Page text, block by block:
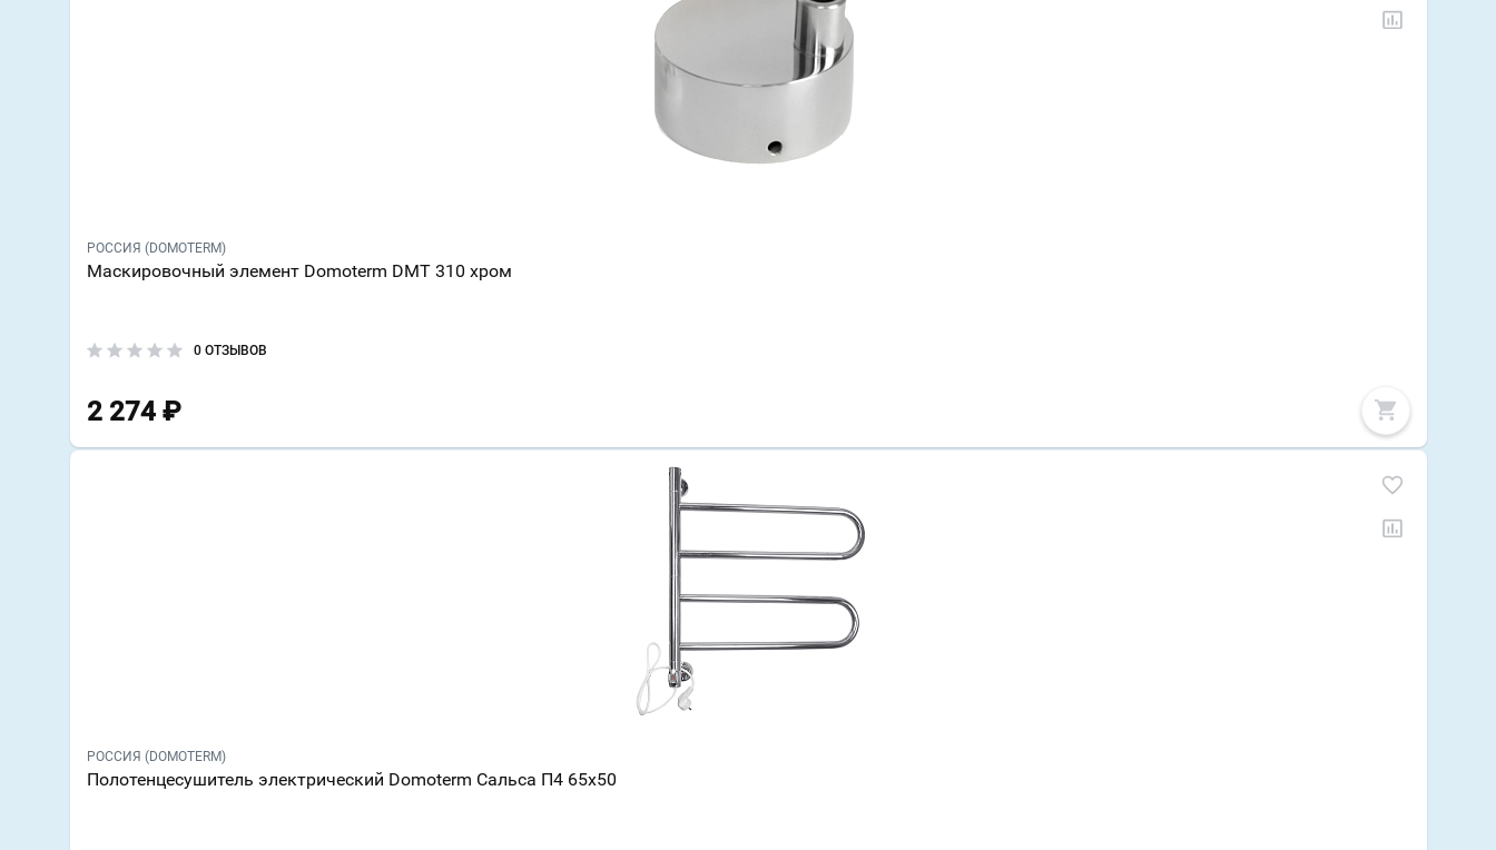
РОССИЯ (DOMOTERM)
Маскировочный элемент Domoterm DMT 310 хром
0 ОТЗЫВОВ
2 274 ₽
РОССИЯ (DOMOTERM)
Полотенцесушитель электрический Domoterm Сальса П4 65x50
Всё верно Сменить город